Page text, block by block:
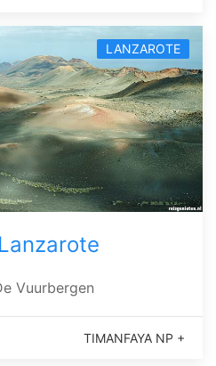
LANZAROTE
Vuurbergen
TIMANFAYA NP +